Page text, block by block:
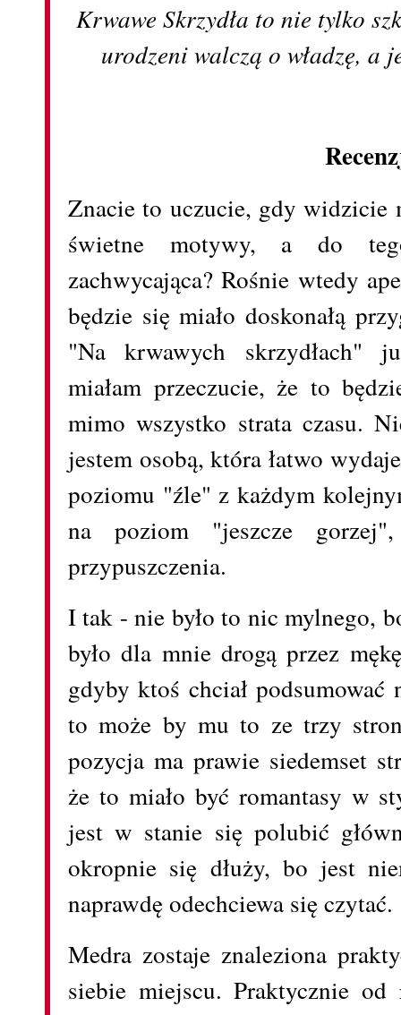
Krwawe Skrzydła to nie tylko
urodzeni walczą o władzę, a
Znacie to uczucie, gdy widzicie
świetne motywy, a do
zachwycająca? Rośnie wtedy
będzie się miało doskonałą
"Na krwawych skrzydłach"
miałam przeczucie, że to
mimo wszystko strata czasu.
jestem osobą, która łatwo
poziomu "źle" z każdym
na poziom "jeszcze
przypuszczenia.
I tak - nie było to nic mylnego,
było dla mnie drogą przez
gdyby ktoś chciał podsumować
to może by mu to ze trzy
pozycja ma prawie siedemset
że to miało być romantasy w
jest w stanie się polubić
okropnie się dłuży, bo jest
naprawdę odechciewa się czytać.
Medra zostaje znaleziona
siebie miejscu. Praktycznie od